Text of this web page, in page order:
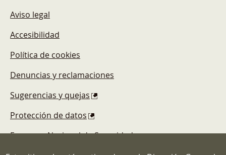
Aviso legal
Accesibilidad
Política de cookies
Denuncias y reclamaciones
Sugerencias y quejas
Protección de datos
Esquema Nacional de Seguridad